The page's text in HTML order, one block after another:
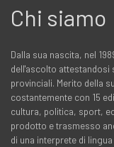
Chi siamo
Dalla sua nascita, nel
dell'ascolto attestandosi
provinciali. Merito della
costantemente con 15
cultura, politica, sport,
prodotto e trasmesso
di una interprete di